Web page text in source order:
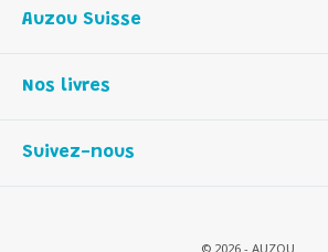
Auzou Suisse
Notre histoire
Contactez-nous
Nos livres
Livres enfants
Suivez-nous
© 2026 - AUZOU